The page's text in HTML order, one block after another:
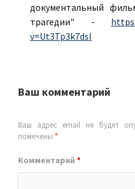
документальный
трагедии" -
v=Ut3Tp3k7dsI
Ваш комментарий
Ваш адрес email не будет
помечены *
Комментарий *